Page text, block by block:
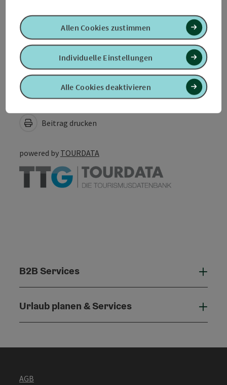
Barrierefreiheit
PDF erstellen
Beitrag drucken
In der Nähe
powered by TOURDATA
B2B Services
Urlaub planen & Services
AGB
Alle Cookies deaktivieren
Individuelle Einstellungen
Allen Cookies zustimmen